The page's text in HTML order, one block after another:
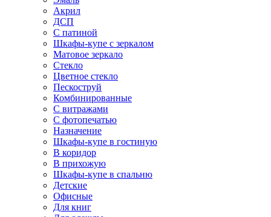
Акрил
ДСП
С патиной
Шкафы-купе с зеркалом
Матовое зеркало
Стекло
Цветное стекло
Пескоструй
Комбинированные
С витражами
С фотопечатью
Назначение
Шкафы-купе в гостиную
В коридор
В прихожую
Шкафы-купе в спальню
Детские
Офисные
Для книг